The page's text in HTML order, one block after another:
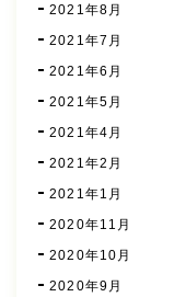
2021年8月
2021年7月
2021年6月
2021年5月
2021年4月
2021年2月
2021年1月
2020年11月
2020年10月
2020年9月